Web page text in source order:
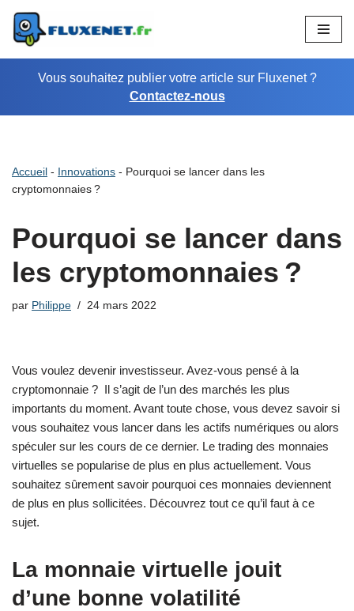
Aller
au
contenuVous souhaitez publier votre article sur Fluxenet ?
Contactez-nous
Accueil - Innovations - Pourquoi se lancer dans les
cryptomonnaies ?
Pourquoi se lancer dans
les cryptomonnaies ?
par Philippe 24 mars 2022
Vous voulez devenir investisseur. Avez-vous pensé à la
cryptomonnaie ? Il s’agit de l’un des marchés les plus
importants du moment. Avant toute chose, vous devez savoir si
vous souhaitez vous lancer dans les actifs numériques ou alors
spéculer sur les cours de ce dernier. Le trading des monnaies
virtuelles se popularise de plus en plus actuellement. Vous
souhaitez sûrement savoir pourquoi ces monnaies deviennent
de plus en plus sollicitées. Découvrez tout ce qu’il faut à ce
sujet.
La monnaie virtuelle jouit
d’une bonne volatilité